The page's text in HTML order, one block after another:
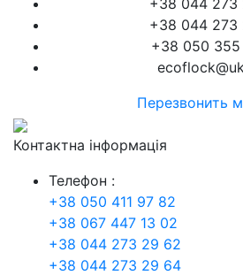
+38 044 273
+38 044 273
+38 050 355
Перезвонить
Контактна інформація
Телефон :
+38 050 411 97 82
+38 067 447 13 02
+38 044 273 29 62
+38 044 273 29 64